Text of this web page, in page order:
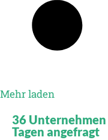
Mehr laden
36
Tagen angefragt